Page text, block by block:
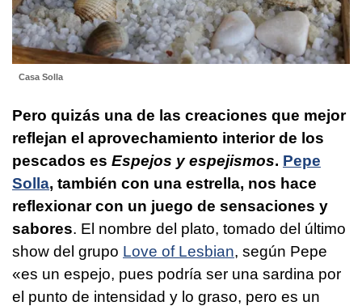
Casa Solla
Pero quizás una de las creaciones que mejor
reflejan el aprovechamiento interior de los
pescados es Espejos y espejismos. Pepe
Solla, también con una estrella, nos hace
reflexionar con un juego de sensaciones y
sabores. El nombre del plato, tomado del último
show del grupo Love of Lesbian, según Pepe
«es un espejo, pues podría ser una sardina por
el punto de intensidad y lo graso, pero es un